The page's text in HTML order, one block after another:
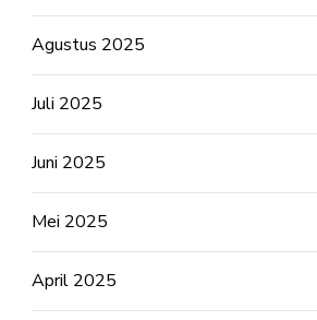
Agustus 2025
Juli 2025
Juni 2025
Mei 2025
April 2025